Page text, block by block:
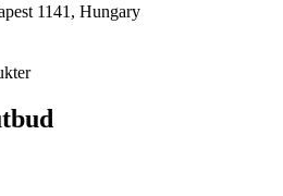
1141, Hungary